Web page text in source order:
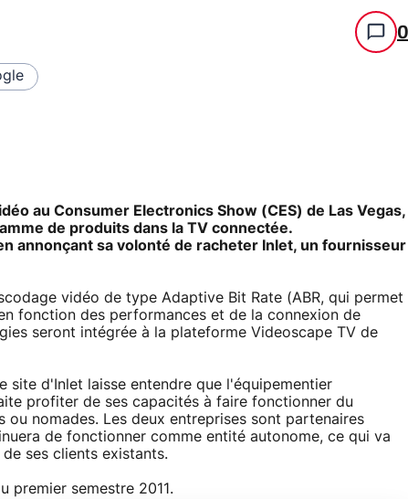
0
au Consumer Electronics Show (CES) de Las Vegas,
de produits dans la TV connectée.
annonçant sa volonté de racheter Inlet, un fournisseur
vidéo de type Adaptive Bit Rate (ABR, qui permet
fonction des performances et de la connexion de
seront intégrée à la plateforme Videoscape TV de
site d'Inlet laisse entendre que l'équipementier
profiter de ses capacités à faire fonctionner du
nomades. Les deux entreprises sont partenaires
de fonctionner comme entité autonome, ce qui va
ses clients existants.
premier semestre 2011.